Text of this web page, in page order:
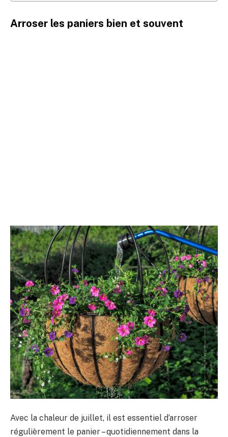
Arroser les paniers bien et souvent
Avec la chaleur de juillet, il est essentiel d’arroser
régulièrement le panier – quotidiennement dans la